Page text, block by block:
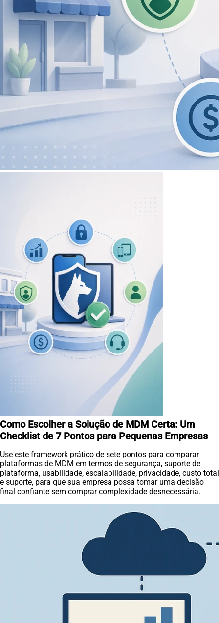
Como Escolher a Solução de MDM Certa: Um
Checklist de 7 Pontos para Pequenas Empresas
Use este framework prático de sete pontos para comparar
plataformas de MDM em termos de segurança, suporte de
plataforma, usabilidade, escalabilidade, privacidade, custo total
e suporte, para que sua empresa possa tomar uma decisão
final confiante sem comprar complexidade desnecessária.